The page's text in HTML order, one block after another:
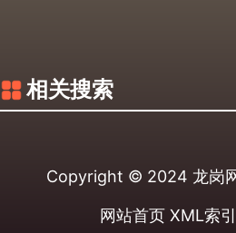
相关搜索
Copyright © 2024 龙岗
网站首页 XML索引